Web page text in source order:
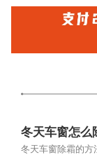
冬天车窗怎么
冬天车窗除霜的方